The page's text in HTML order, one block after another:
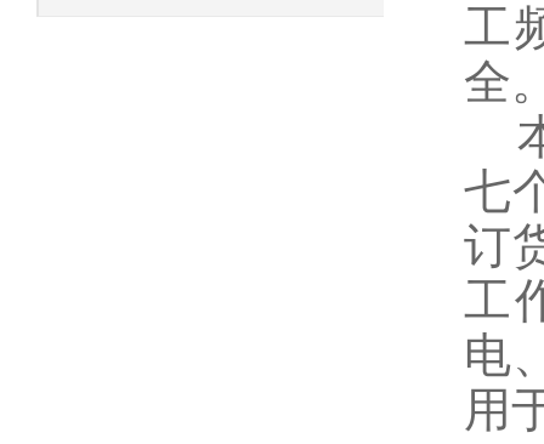
工
全
七
订
工
电
用